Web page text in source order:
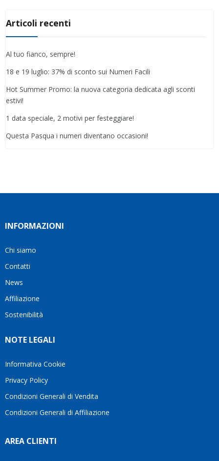
Articoli recenti
Al tuo fianco, sempre!
18 e 19 luglio: 37% di sconto sui Numeri Facili
Hot Summer Promo: la nuova categoria dedicata agli sconti
estivi!
1 data speciale, 2 motivi per festeggiare!
Questa Pasqua i numeri diventano occasioni!
INFORMAZIONI
Chi siamo
Contatti
News
Affiliazione
Sostenibilità
NOTE LEGALI
Informativa Cookie
Privacy Policy
Condizioni Generali di Vendita
Condizioni Generali di Affiliazione
AREA CLIENTI